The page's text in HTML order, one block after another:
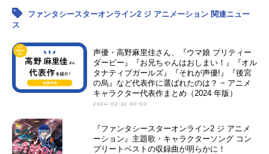
ファンタシースターオンライン2 ジ アニメーション 関連ニュー
ス
声優・高野麻里佳さん、『ウマ娘 プリティー
ダービー』『お兄ちゃんはおしまい！』『オル
タナティブガールズ』『それが声優!』『後宮
の烏』など代表作に選ばれたのは？ − アニメ
キャラクター代表作まとめ（2024 年版）
2024-02-22 00:00
『ファンタシースターオンライン2 ジ アニメ
ーション』主題歌・キャラクターソング コン
プリートベストの収録曲が明らかに！